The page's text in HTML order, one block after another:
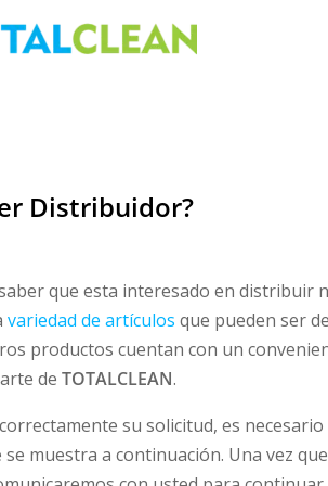
Distribuidor?
que esta interesado en distribuir
variedad de artículos que pueden ser
productos cuentan con un
de TOTALCLEAN.
su solicitud, es
muestra a continuación. Una vez